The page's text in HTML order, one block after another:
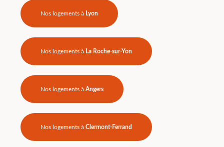
Nos logements à Lyon
Nos logements à La Roche-sur-Yon
Nos logements à Angers
Nos logements à Clermont-Ferrand